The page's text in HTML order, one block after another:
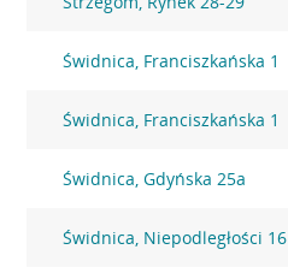
Świdnica, Franciszkańska 1
Świdnica, Franciszkańska 1
Świdnica, Gdyńska 25a
Świdnica, Niepodległości 16